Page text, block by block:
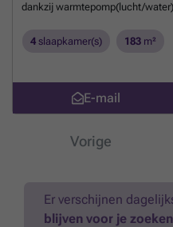
dankzij warmtepomp(lucht/
ventilatiesysteem met dubbele
(systeem D), driedubbele
performante isolatie en
lastenboek. Het ontwerp kan
aangepast alsook de indeling en
Team Construct op het
677.840€ (Grond + registratie +
4 slaapkamer(s) 183 m²
E-mail
Vorige
Er verschijnen
blijven voor je